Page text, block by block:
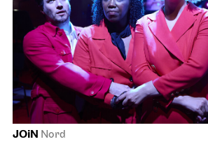
Schauspiel StuttgartSchauspielhaus
Spiel­plan­analyse 26/27
15.02.2027
19:30